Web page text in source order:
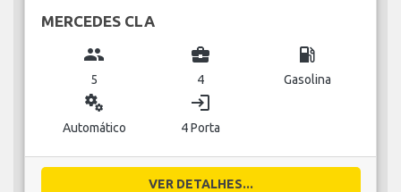
MERCEDES CLA
group
5
business_center
4
local_gas_station
Gasolina
miscellaneous_services
Automático
login
4 Porta
VER DETALHES...